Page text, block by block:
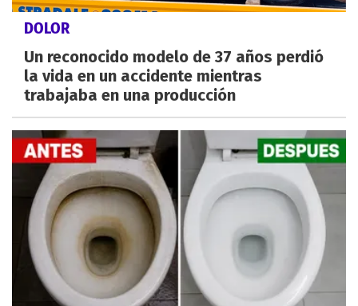
DOLOR
Un reconocido modelo de 37 años perdió
la vida en un accidente mientras
trabajaba en una producción